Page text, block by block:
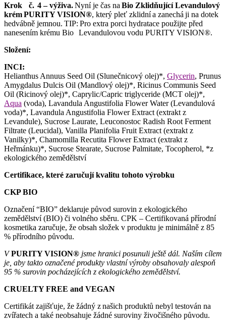
Krok č. 4 – výživa.Nyní je čas na Bio Zklidňující Levandulový
krém PURITY VISION®, který pleť zklidní a zanechá ji na dotek
hedvábně jemnou. TIP: Pro extra porci hydratace použijte před
nanesením krému Bio Levandulovou vodu PURITY VISION®.
Složení:
INCI:
Helianthus Annuus Seed Oil (Slunečnicový olej)*, Glycerin, Prunus
Amygdalus Dulcis Oil (Mandlový olej)*, Ricinus Communis Seed
Oil (Ricinový olej)*, Caprylic/Capric triglyceride (MCT olej)*,
Aqua (voda), Lavandula Angustifolia Flower Water (Levandulová
voda)*, Lavandula Angustifolia Flower Extract (extrakt z
Levandule), Sucrose Laurate, Leuconostoc Radish Root Ferment
Filtrate (Leucidal), Vanilla Planifolia Fruit Extract (extrakt z
Vanilky)*, Chamomilla Recutita Flower Extract (extrakt z
Heřmánku)*, Sucrose Stearate, Sucrose Palmitate, Tocopherol, *z
ekologického zemědělství
Certifikace, které zaručují kvalitu tohoto výrobku
CKP BIO
Označení “BIO” deklaruje původ surovin z ekologického
zemědělství (BIO) či volného sběru. CPK – Certifikovaná přírodní
kosmetika zaručuje, že obsah složek v produktu je minimálně z 85
% přírodního původu.
VPURITY VISION® jsme hranici posunuli ještě dál. Naším cílem
je, aby takto označené produkty vlastní výroby obsahovaly alespoň
95 % surovin pocházejících z ekologického zemědělství.
CRUELTY FREE and VEGAN
Certifikát zajišťuje, že žádný z našich produktů nebyl testován na
zvířatech a také neobsahuje žádné suroviny živočišného původu.